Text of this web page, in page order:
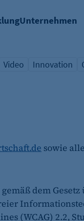
Unternehmen
Übersicht Schlagwort
Video
Übersicht
Innovation
sowie
dem
(WCAG) 2.2,